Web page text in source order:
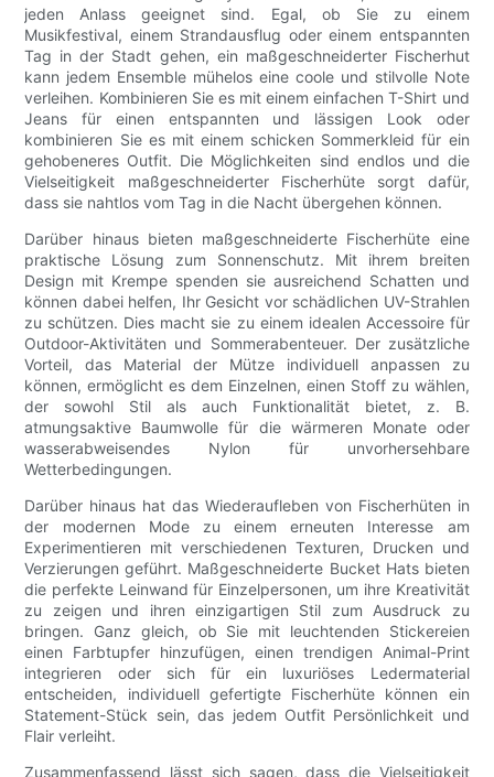
jeden Anlass geeignet sind. Egal, ob Sie zu einem
Musikfestival, einem Strandausflug oder einem entspannten
Tag in der Stadt gehen, ein maßgeschneiderter Fischerhut
kann jedem Ensemble mühelos eine coole und stilvolle Note
verleihen. Kombinieren Sie es mit einem einfachen T-Shirt und
Jeans für einen entspannten und lässigen Look oder
kombinieren Sie es mit einem schicken Sommerkleid für ein
gehobeneres Outfit. Die Möglichkeiten sind endlos und die
Vielseitigkeit maßgeschneiderter Fischerhüte sorgt dafür,
dass sie nahtlos vom Tag in die Nacht übergehen können.
Darüber hinaus bieten maßgeschneiderte Fischerhüte eine
praktische Lösung zum Sonnenschutz. Mit ihrem breiten
Design mit Krempe spenden sie ausreichend Schatten und
können dabei helfen, Ihr Gesicht vor schädlichen UV-Strahlen
zu schützen. Dies macht sie zu einem idealen Accessoire für
Outdoor-Aktivitäten und Sommerabenteuer. Der zusätzliche
Vorteil, das Material der Mütze individuell anpassen zu
können, ermöglicht es dem Einzelnen, einen Stoff zu wählen,
der sowohl Stil als auch Funktionalität bietet, z. B.
atmungsaktive Baumwolle für die wärmeren Monate oder
wasserabweisendes Nylon für unvorhersehbare
Wetterbedingungen.
Darüber hinaus hat das Wiederaufleben von Fischerhüten in
der modernen Mode zu einem erneuten Interesse am
Experimentieren mit verschiedenen Texturen, Drucken und
Verzierungen geführt. Maßgeschneiderte Bucket Hats bieten
die perfekte Leinwand für Einzelpersonen, um ihre Kreativität
zu zeigen und ihren einzigartigen Stil zum Ausdruck zu
bringen. Ganz gleich, ob Sie mit leuchtenden Stickereien
einen Farbtupfer hinzufügen, einen trendigen Animal-Print
integrieren oder sich für ein luxuriöses Ledermaterial
entscheiden, individuell gefertigte Fischerhüte können ein
Statement-Stück sein, das jedem Outfit Persönlichkeit und
Flair verleiht.
Zusammenfassend lässt sich sagen, dass die Vielseitigkeit